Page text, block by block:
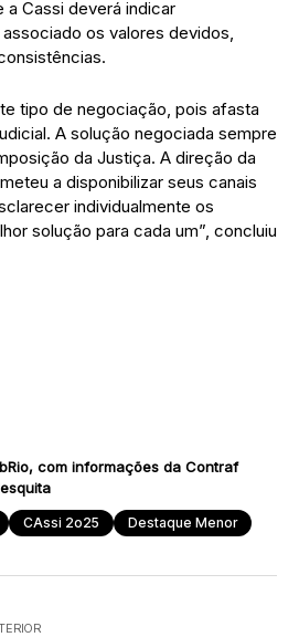
a Cassi deverá indicar
os valores devidos,
tipo de negociação, pois afasta
A solução negociada sempre
da Justiça. A direção da
a disponibilizar seus canais
individualmente os
solução para cada um”, concluiu
com informações da Contraf
CAssi 2o25 Destaque Menor